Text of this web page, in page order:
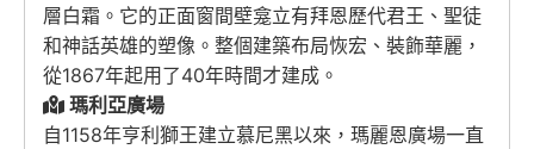
層白霜。它的正面窗間壁龛立有拜恩歷代君王、聖徒
和神話英雄的塑像。整個建築布局恢宏、裝飾華麗，
從1867年起用了40年時間才建成。
瑪利亞廣場
自1158年亨利獅王建立慕尼黑以來，瑪麗恩廣場一直